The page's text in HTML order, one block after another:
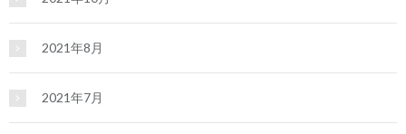
2021年8月
2021年7月